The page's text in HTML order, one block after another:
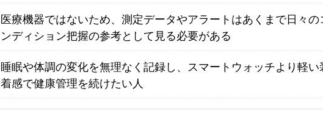
医療機器ではないため、測定データやアラートはあくまで日々の
ンディション把握の参考として見る必要がある
睡眠や体調の変化を無理なく記録し、スマートウォッチより軽い
着感で健康管理を続けたい人